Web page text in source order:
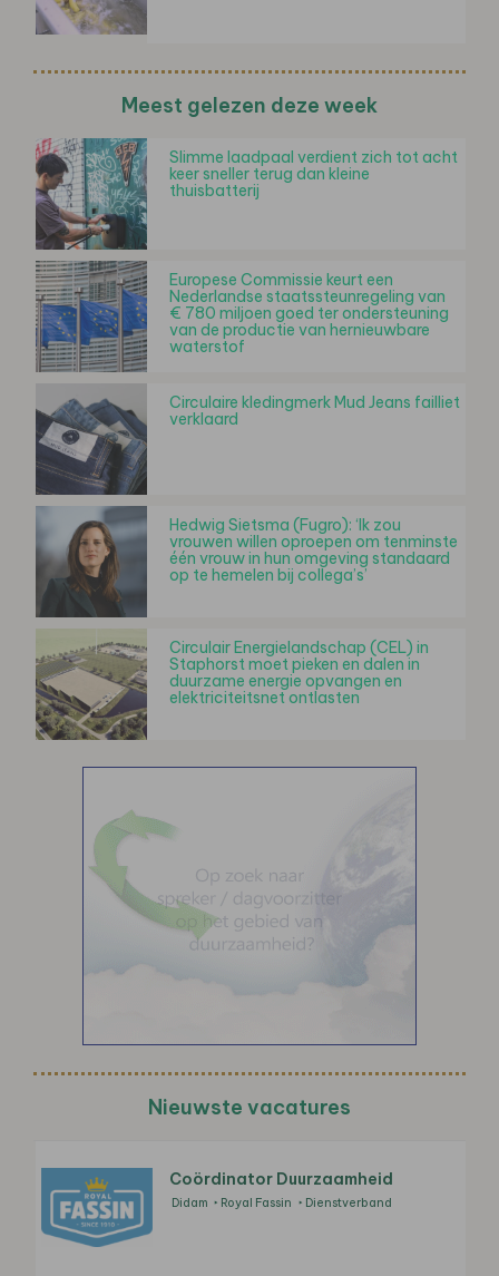
Meest gelezen deze week
Slimme laadpaal verdient zich tot acht
keer sneller terug dan kleine
thuisbatterij
Europese Commissie keurt een
Nederlandse staatssteunregeling van
€ 780 miljoen goed ter ondersteuning
van de productie van hernieuwbare
waterstof
Circulaire kledingmerk Mud Jeans failliet
verklaard
Hedwig Sietsma (Fugro): ‘Ik zou
vrouwen willen oproepen om tenminste
één vrouw in hun omgeving standaard
op te hemelen bij collega’s’
Circulair Energielandschap (CEL) in
Staphorst moet pieken en dalen in
duurzame energie opvangen en
elektriciteitsnet ontlasten
Nieuwste vacatures
Coördinator Duurzaamheid
Didam Royal Fassin Dienstverband